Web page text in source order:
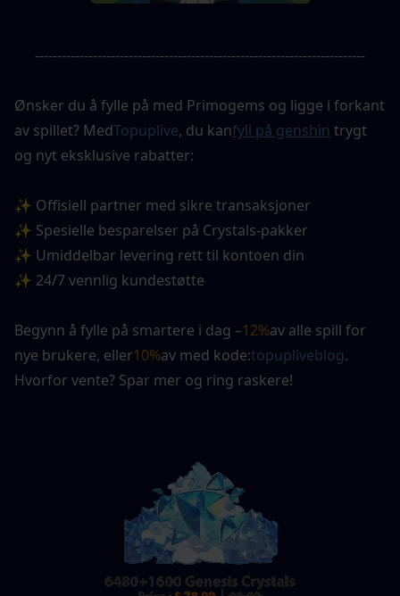
--------------------------------------------------------------------------
Ønsker du å fylle på med Primogems og ligge i forkant
av spillet? MedTopuplive, du kanfyll på genshin trygt
og nyt eksklusive rabatter:
✨ Offisiell partner med sikre transaksjoner
✨ Spesielle besparelser på Crystals-pakker
✨ Umiddelbar levering rett til kontoen din
✨ 24/7 vennlig kundestøtte
Begynn å fylle på smartere i dag –12%av alle spill for
nye brukere, eller10%av med kode:topupliveblog.
Hvorfor vente? Spar mer og ring raskere!